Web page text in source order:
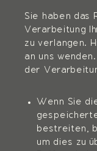
Sie haben das
Verarbeitung
zu verlangen.
an uns
der
Wenn Sie
bestreiten,
um dies zu